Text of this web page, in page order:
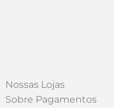
Nossas Lojas
Sobre Pagamentos